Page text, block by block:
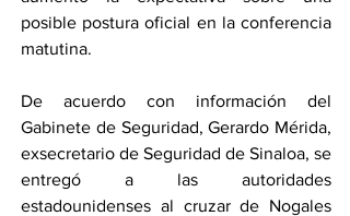
posible postura oficial en la conferencia
matutina.
De acuerdo con información del
Gabinete de Seguridad, Gerardo Mérida,
exsecretario de Seguridad de Sinaloa, se
entregó a las autoridades
estadounidenses al cruzar de Nogales